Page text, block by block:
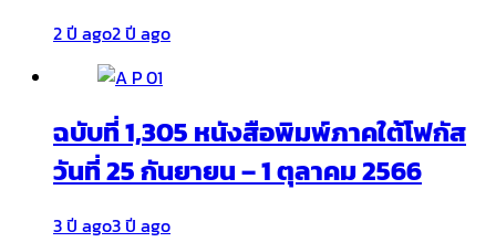
2 ปี ago2 ปี ago
ฉบับที่ 1,305 หนังสือพิมพ์ภาคใต้โฟกัส
วันที่ 25 กันยายน – 1 ตุลาคม 2566
3 ปี ago3 ปี ago